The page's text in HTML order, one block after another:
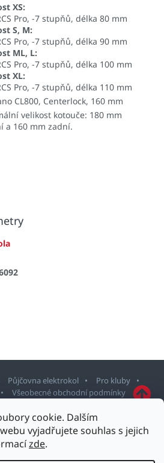
cookie. Dalším
vyjadřujete souhlas s jejich
zde.
XS:
Pro, -7 stupňů, délka 80 mm
S, M:
Pro, -7 stupňů, délka 90 mm
ML, L:
Pro, -7 stupňů, délka 100 mm
XL:
Pro, -7 stupňů, délka 110 mm
CL800, Centerlock, 160 mm
velikost kotouče: 180 mm
a 160 mm zadní.
Půjčovna elektrokol
Pro kluby
Všeobecné obchodní podmínky